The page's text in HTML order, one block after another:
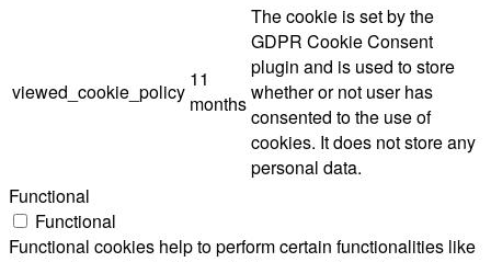
viewed_cookie_policy
11
months
The cookie is set by the
GDPR Cookie Consent
plugin and is used to store
whether or not user has
consented to the use of
cookies. It does not store any
personal data.
Functional
Functional
Functional cookies help to perform certain functionalities like